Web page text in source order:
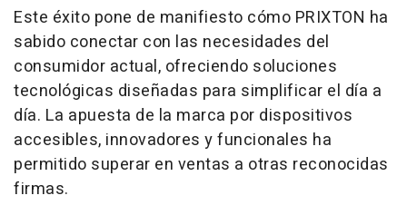
Este éxito pone de manifiesto cómo PRIXTON ha
sabido conectar con las necesidades del
consumidor actual, ofreciendo soluciones
tecnológicas diseñadas para simplificar el día a
día. La apuesta de la marca por dispositivos
accesibles, innovadores y funcionales ha
permitido superar en ventas a otras reconocidas
firmas.